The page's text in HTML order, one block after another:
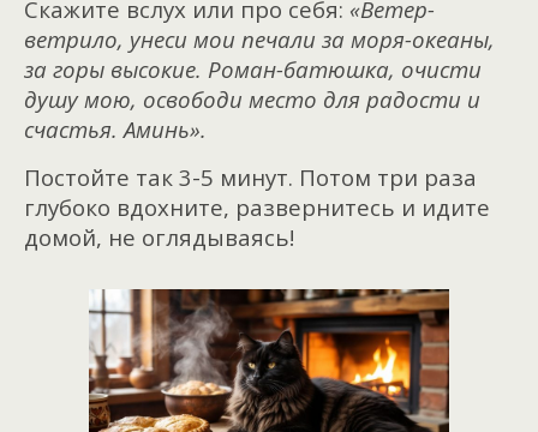
Скажите вслух или про себя: «Ветер-
ветрило, унеси мои печали за моря-океаны,
за горы высокие. Роман-батюшка, очисти
душу мою, освободи место для радости и
счастья. Аминь».
Постойте так 3-5 минут. Потом три раза
глубоко вдохните, развернитесь и идите
домой, не оглядываясь!